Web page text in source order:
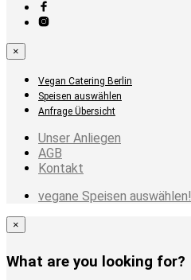
×
Vegan Catering Berlin
Speisen auswählen
Anfrage Übersicht
Unser Anliegen
AGB
Kontakt
vegane Speisen auswählen!
×
What are you looking for?